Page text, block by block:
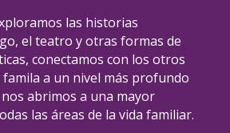
las historias
el teatro y otras formas de
conectamos con los otros
a un nivel más profundo
abrimos a una mayor
las áreas de la vida familiar.